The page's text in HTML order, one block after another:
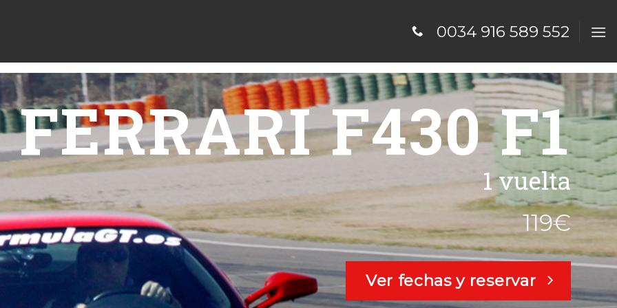
0034 916 589 552
FERRARI F430 F1
1 vuelta
119€
Ver fechas y reservar